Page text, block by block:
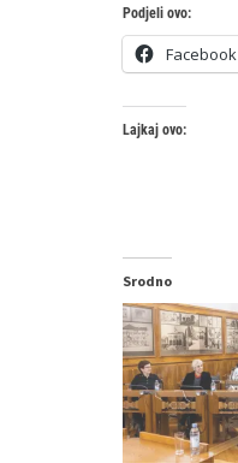
Podjeli ovo:
Facebook
Lajkaj ovo:
Srodno